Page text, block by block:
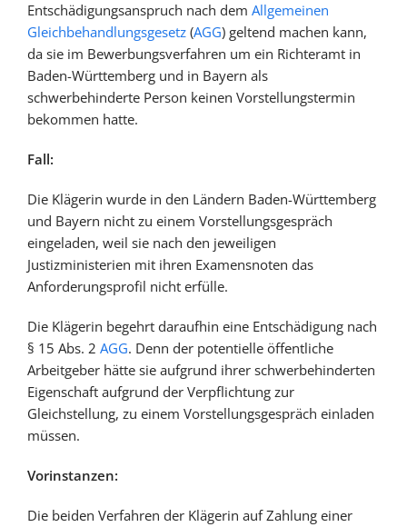
Entschädigungsanspruch nach dem Allgemeinen
Gleichbehandlungsgesetz (AGG) geltend machen kann,
da sie im Bewerbungsverfahren um ein Richteramt in
Baden-Württemberg und in Bayern als
schwerbehinderte Person keinen Vorstellungstermin
bekommen hatte.
Fall:
Die Klägerin wurde in den Ländern Baden-Württemberg
und Bayern nicht zu einem Vorstellungsgespräch
eingeladen, weil sie nach den jeweiligen
Justizministerien mit ihren Examensnoten das
Anforderungsprofil nicht erfülle.
Die Klägerin begehrt daraufhin eine Entschädigung nach
§ 15 Abs. 2 AGG. Denn der potentielle öffentliche
Arbeitgeber hätte sie aufgrund ihrer schwerbehinderten
Eigenschaft aufgrund der Verpflichtung zur
Gleichstellung, zu einem Vorstellungsgespräch einladen
müssen.
Vorinstanzen:
Die beiden Verfahren der Klägerin auf Zahlung einer